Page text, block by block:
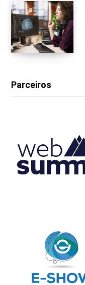
Parceiros